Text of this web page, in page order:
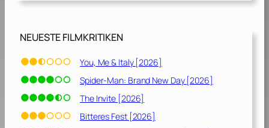
NEUESTE FILMKRITIKEN
You, Me & Italy [2026]
Spider-Man: Brand New Day [2026]
The Invite [2026]
Bitteres Fest [2026]